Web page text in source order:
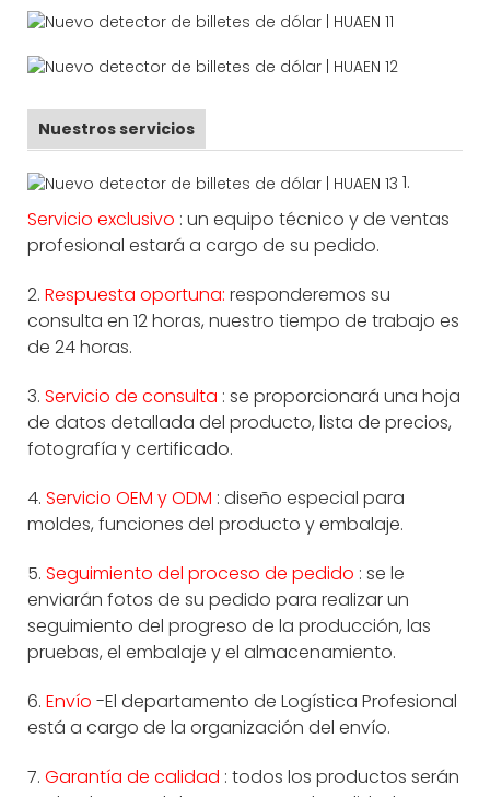
Nuestros servicios
1.
Servicio exclusivo : un equipo técnico y de ventas
profesional estará a cargo de su pedido.
2. Respuesta oportuna: responderemos su
consulta en 12 horas, nuestro tiempo de trabajo es
de 24 horas.
3. Servicio de consulta : se proporcionará una hoja
de datos detallada del producto, lista de precios,
fotografía y certificado.
4. Servicio OEM y ODM : diseño especial para
moldes, funciones del producto y embalaje.
5. Seguimiento del proceso de pedido : se le
enviarán fotos de su pedido para realizar un
seguimiento del progreso de la producción, las
pruebas, el embalaje y el almacenamiento.
6. Envío -El departamento de Logística Profesional
está a cargo de la organización del envío.
7. Garantía de calidad : todos los productos serán